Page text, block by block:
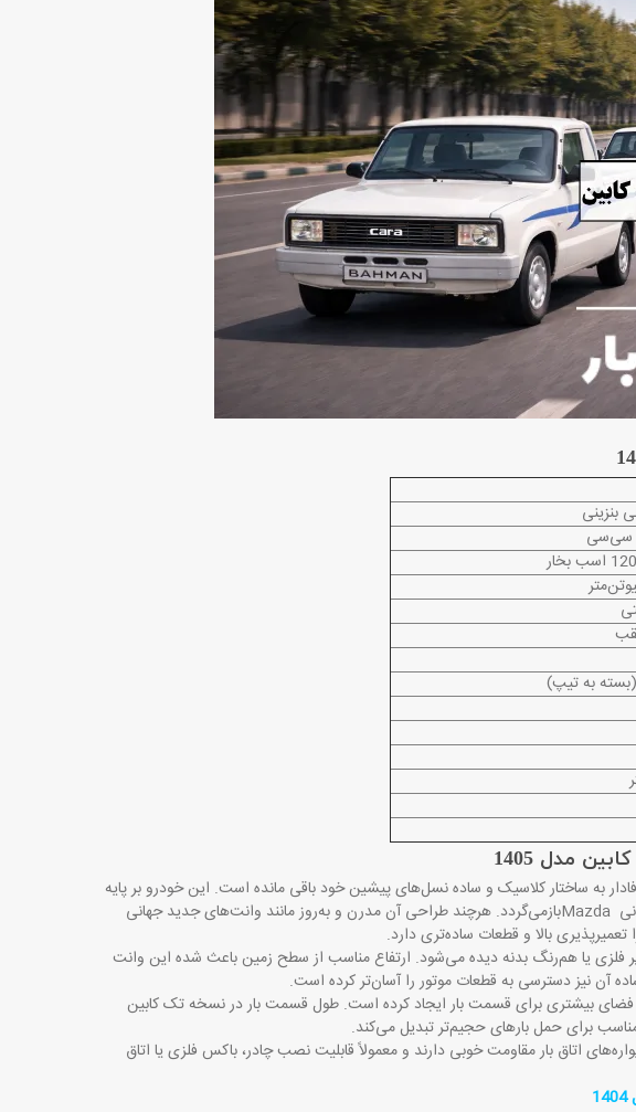
بنزینی
مدل 1405
ظاهری، همچنان وفادار به ساختار کلاسیک و ساده نسل‌های پیشین خود باقی مانده است. این خودرو بر پایه
Mazdaبازمی‌گردد. هرچند طراحی آن مدرن و به‌روز مانند وانت‌های جدید جهانی
بالا و قطعات ساده‌تری دارد.
فلزی یا هم‌رنگ بدنه دیده می‌شود. ارتفاع مناسب از سطح زمین باعث شده این وانت
آن نیز دسترسی به قطعات موتور را آسان‌تر کرده است.
فضای بیشتری برای قسمت بار ایجاد کرده است. طول قسمت بار در نسخه تک کابین
برای حمل بارهای حجیم‌تر تبدیل می‌کند.
اتاق بار مقاومت خوبی دارند و معمولاً قابلیت نصب چادر، باکس فلزی یا اتاق